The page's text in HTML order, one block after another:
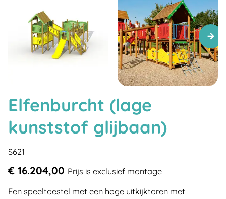
Elfenburcht (lage
kunststof glijbaan)
S621
€ 16.204,00 Prijs is exclusief montage
Een speeltoestel met een hoge uitkijktoren met